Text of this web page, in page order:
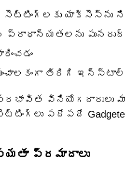
యాక్సెస్‌ను
తిరిగి
వినియోగదారులు
పదేపదే
ప్రమాదాలు